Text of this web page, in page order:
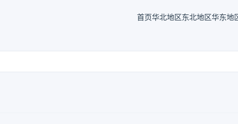
首页华北地区东北地区华东地